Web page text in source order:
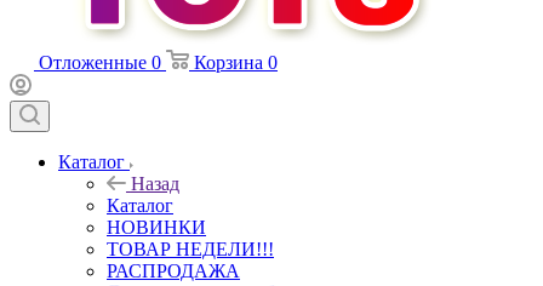
Отложенные 0 Корзина 0
Каталог
Назад
Каталог
НОВИНКИ
ТОВАР НЕДЕЛИ!!!
РАСПРОДАЖА